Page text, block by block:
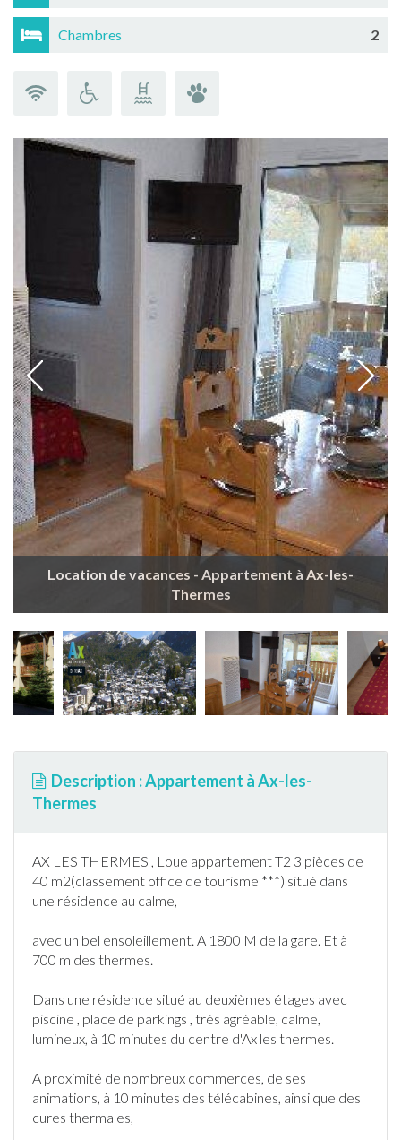
Chambres 2
Location de vacances - Appartement à Ax-les-
Thermes
Description : Appartement à Ax-les-
Thermes
AX LES THERMES , Loue appartementT2 3 pièces de
40 m2(classement office de tourisme ***) situé dans
une résidence au calme,
avec un bel ensoleillement. A 1800 M de la gare. Et à
700 m des thermes.
Dans une résidence situé au deuxièmes étages avec
piscine , place de parkings , très agréable, calme,
lumineux, à 10 minutes du centre d'Ax les thermes.
A proximité de nombreux commerces, de ses
animations, à 10 minutes des télécabines, ainsi que des
cures thermales,